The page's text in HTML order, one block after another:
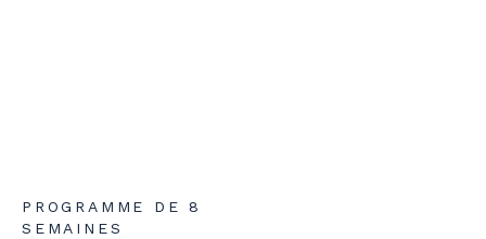
PROGRAMME DE 8
SEMAINES